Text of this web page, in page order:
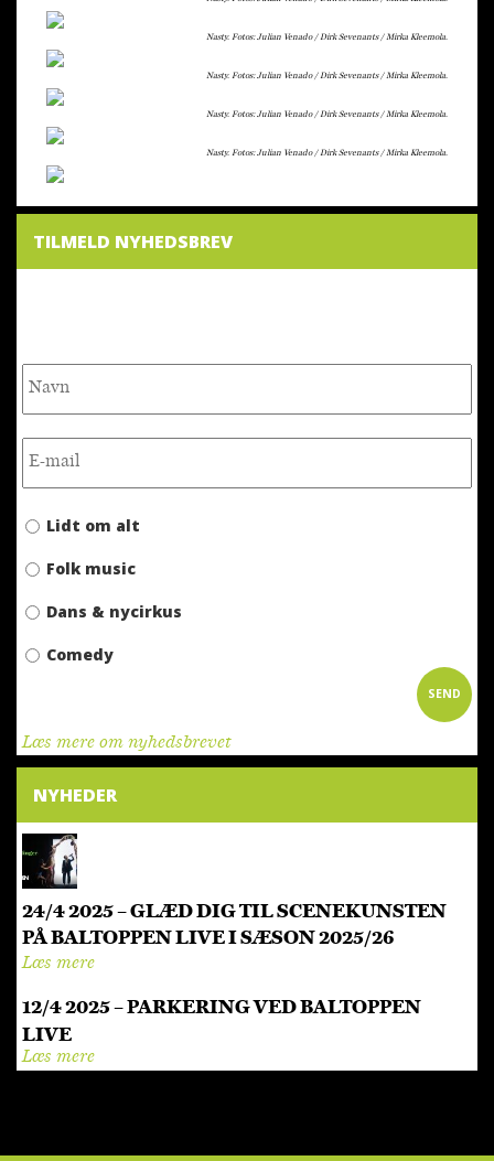
Nasty. Fotos: Julian Venado / Dirk Sevenants / Mirka Kleemola.
Nasty. Fotos: Julian Venado / Dirk Sevenants / Mirka Kleemola.
Nasty. Fotos: Julian Venado / Dirk Sevenants / Mirka Kleemola.
Nasty. Fotos: Julian Venado / Dirk Sevenants / Mirka Kleemola.
TILMELD NYHEDSBREV
Lidt om alt
Folk music
Dans & nycirkus
Comedy
Læs mere om nyhedsbrevet
NYHEDER
24/4 2025 – GLÆD DIG TIL SCENEKUNSTEN
PÅ BALTOPPEN LIVE I SÆSON 2025/26
Læs mere
12/4 2025 – PARKERING VED BALTOPPEN
LIVE
Læs mere